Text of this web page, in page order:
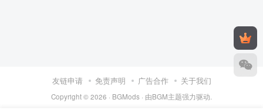
友链申请 免责声明 广告合作 关于我们
Copyright © 2026 · BGMods · 由BGM主题强力驱动.